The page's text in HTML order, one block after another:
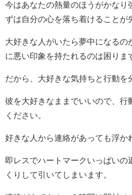
今はあなたの熱量のほうがかなり
ずは自分の心を落ち着けることが
大好きな人がいたら夢中になるの
に悪い印象を持たれるのは困りま
だから、大好きな気持ちと行動を
彼を大好きなままでいいので、行
ください。
好きな人から連絡があっても浮か
即レスでハートマークいっぱいの
くりして引いてしまいます。